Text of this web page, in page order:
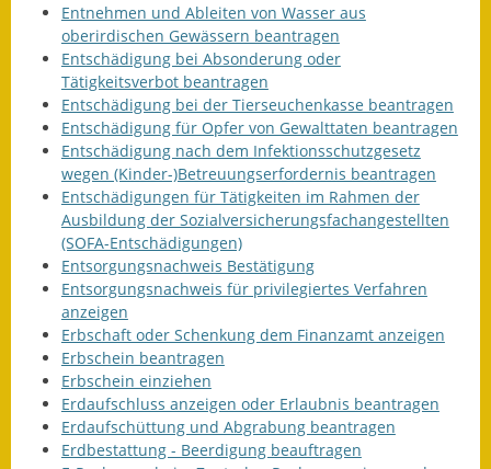
Entnehmen und Ableiten von Wasser aus
oberirdischen Gewässern beantragen
Entschädigung bei Absonderung oder
Tätigkeitsverbot beantragen
Entschädigung bei der Tierseuchenkasse beantragen
Entschädigung für Opfer von Gewalttaten beantragen
Entschädigung nach dem Infektionsschutzgesetz
wegen (Kinder-)Betreuungserfordernis beantragen
Entschädigungen für Tätigkeiten im Rahmen der
Ausbildung der Sozialversicherungsfachangestellten
(SOFA-Entschädigungen)
Entsorgungsnachweis Bestätigung
Entsorgungsnachweis für privilegiertes Verfahren
anzeigen
Erbschaft oder Schenkung dem Finanzamt anzeigen
Erbschein beantragen
Erbschein einziehen
Erdaufschluss anzeigen oder Erlaubnis beantragen
Erdaufschüttung und Abgrabung beantragen
Erdbestattung - Beerdigung beauftragen